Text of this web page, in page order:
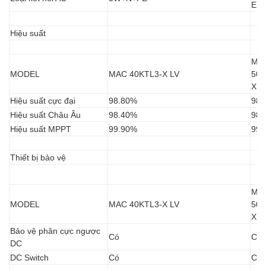
E
Hiệu suất
MODEL MAC 40KTL3-X LV
X
Hiệu suất cực đại
98.80%
Hiệu suất Châu Âu
98.40%
Hiệu suất MPPT
99.90%
Thiết bị bảo vệ
MODEL MAC 40KTL3-X LV
X
Bảo vệ phân cực ngược
DC
Có Có
DC Switch Có
Có